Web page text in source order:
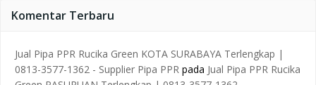
Komentar Terbaru
Jual Pipa PPR Rucika Green KOTA SURABAYA Terlengkap |
0813-3577-1362 - Supplier Pipa PPR pada Jual Pipa PPR Rucika